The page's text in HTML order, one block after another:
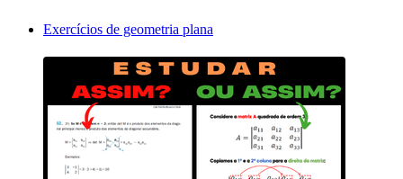
Exercícios de geometria plana